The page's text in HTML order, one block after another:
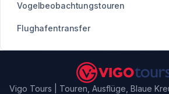
Vogelbeobachtungstouren
Flughafentransfer
Vigo Tours | Touren, Ausflüge, Blaue